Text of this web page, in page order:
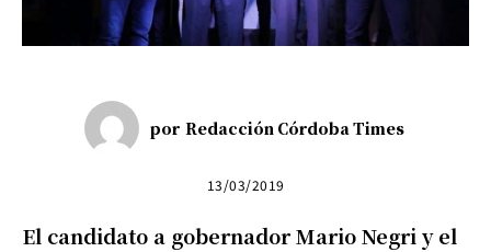
por Redacción Córdoba Times
13/03/2019
El candidato a gobernador Mario Negri y el